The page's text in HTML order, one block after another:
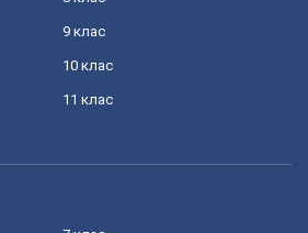
9 клас
10 клас
11 клас